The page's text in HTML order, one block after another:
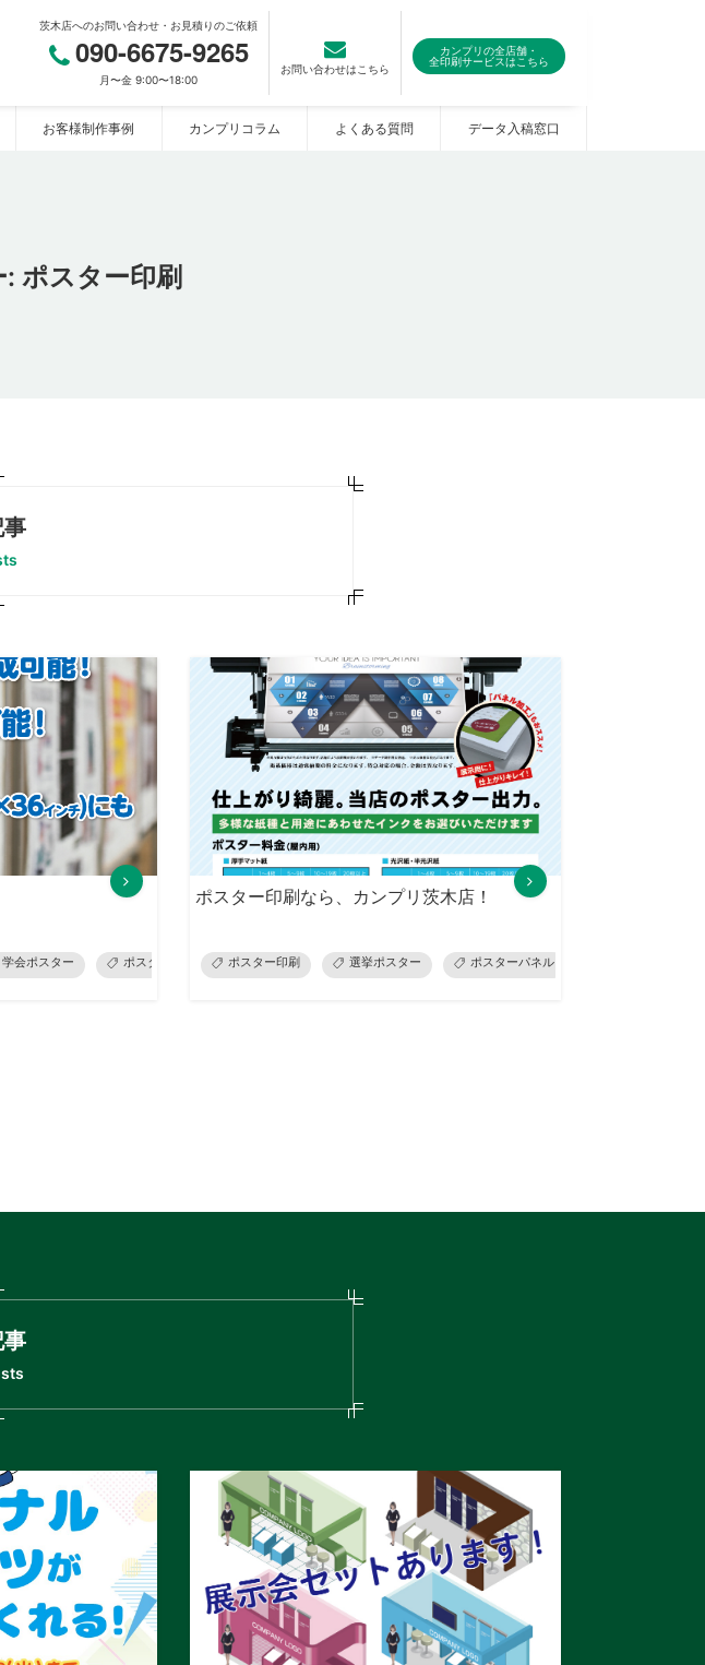
茨木店へのお問い合わせ・お見積りのご依頼
090-6675-9265
月〜金 9:00〜18:00
お問い合わせはこちら
カンプリの全店舗・
全印刷サービスはこちら
お客様制作事例 カンプリコラム よくある質問 データ入稿窓口
: ポスター印刷
グッズプリント ウェアプリント オリジナルTシャツ チラシ・名刺等印刷サービス
学会ポスター ポスター印刷
ポスター印刷なら、カンプリ茨木店！
ポスター印刷 選挙ポスター ポスターパネル
事